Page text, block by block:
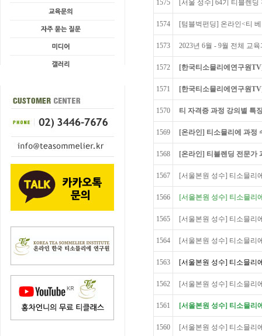
1575 [서울 성수] 64기 티블렌딩
1574 [텀블벅펀딩] 온라인<티
1573 2023년 6월 - 9월 전체 교
1572 [한국티소믈리에연구원
1571 [한국티소믈리에연구원
1570 티 자격증 과정 강의별 특
1569 [온라인] 티소믈리에 과정
1568 [온라인] 티블렌딩 전문가
1567 [서울본원 성수] 티소믈리
1566 [서울본원 성수] 티소믈리
1565 [서울본원 성수] 티소믈리
1564 [서울본원 성수] 티소믈리
1563 [서울본원 성수] 티소믈리
1562 [서울본원 성수] 티소믈리
1561 [서울본원 성수] 티소믈리
1560 [서울본원 성수] 티소믈리